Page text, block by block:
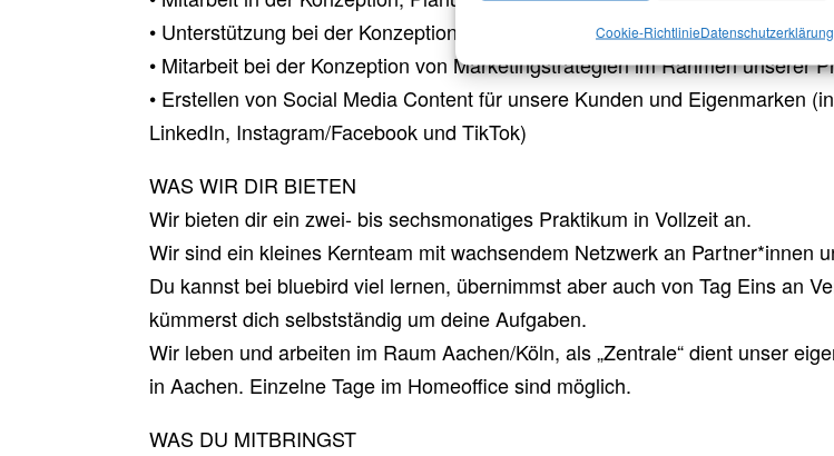
Cookie-RichtlinieDatenschutzerklärung
• Unterstützung bei der Konzeption und Umsetzung von Serious Games
• Mitarbeit bei der Konzeption von Marketingstrategien im Rahmen unserer
• Erstellen von Social Media Content für unsere Kunden und Eigenmarken
LinkedIn, Instagram/Facebook und TikTok)
WAS WIR DIR BIETEN
Wir bieten dir ein zwei- bis sechsmonatiges Praktikum in Vollzeit an.
Wir sind ein kleines Kernteam mit wachsendem Netzwerk an Partner*innen
Du kannst bei bluebird viel lernen, übernimmst aber auch von Tag Eins an
kümmerst dich selbstständig um deine Aufgaben.
Wir leben und arbeiten im Raum Aachen/Köln, als „Zentrale“ dient unser
in Aachen. Einzelne Tage im Homeoffice sind möglich.
WAS DU MITBRINGST